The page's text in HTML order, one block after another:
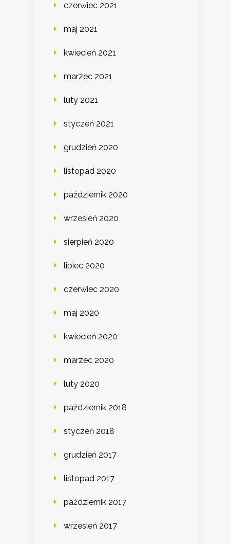
czerwiec 2021
maj 2021
kwiecień 2021
marzec 2021
luty 2021
styczeń 2021
grudzień 2020
listopad 2020
październik 2020
wrzesień 2020
sierpień 2020
lipiec 2020
czerwiec 2020
maj 2020
kwiecień 2020
marzec 2020
luty 2020
październik 2018
styczeń 2018
grudzień 2017
listopad 2017
październik 2017
wrzesień 2017